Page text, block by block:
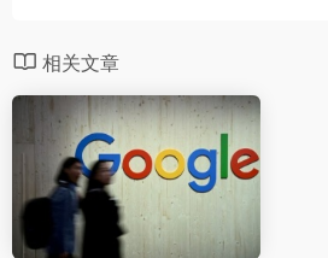
相关文章